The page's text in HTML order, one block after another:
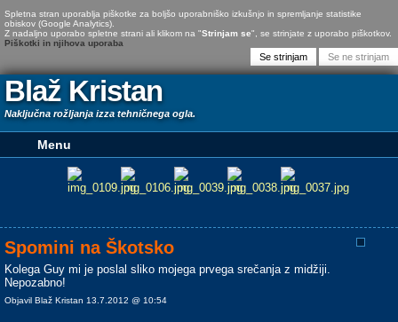
Spletna stran uporablja piškotke za boljšo uporabniško izkušnjo in spremljanje statistike
obiskov (Google Analytics).
Z nadaljno uporabo spletne strani ali klikom na "Strinjam se", se strinjate z uporabo piškotkov.
Piškotki in njihova uporaba
Blaž Kristan
Naključna rožljanja izza tehničnega ogla.
Spomini na Škotsko
Kolega Guy mi je poslal sliko mojega prvega srečanja z midžiji.
Nepozabno!
Objavil Blaž Kristan 13.7.2012 @ 10:54